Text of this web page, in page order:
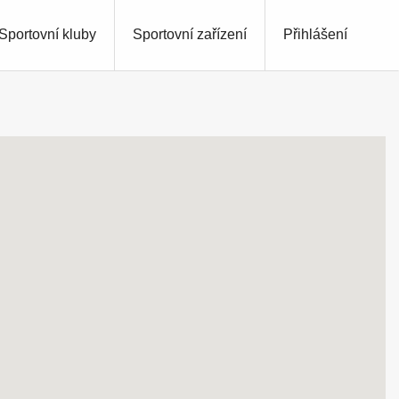
Přihlášení
kluby Sportovní zařízení